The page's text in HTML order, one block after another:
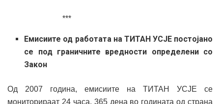
***
Емисиите од работата на ТИТАН УСЈЕ постојано
се под граничните вредности определени со
Закон
Од 2007 година, емисиите на ТИТАН УСЈЕ се
мониторираат 24 часа, 365 дена во годината од страна